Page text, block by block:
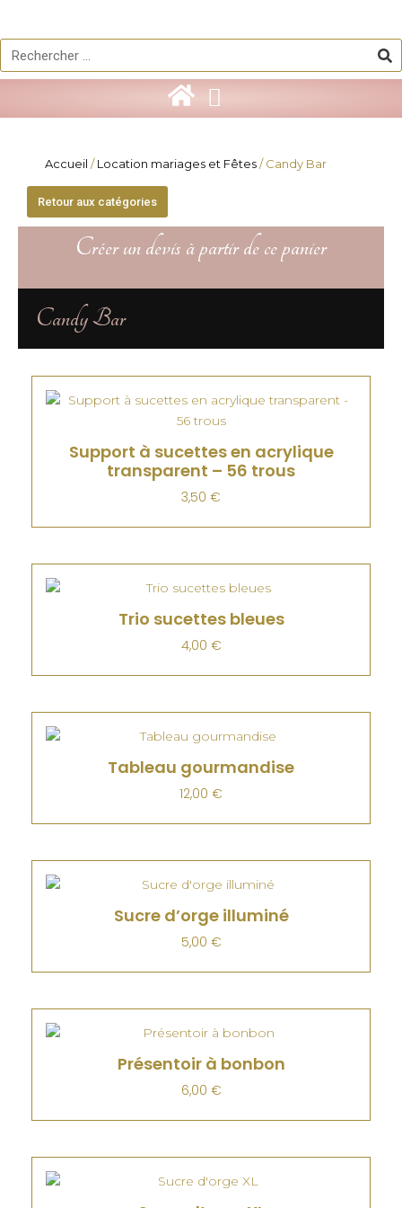
contenu
Rechercher
Accueil /Location mariages et Fêtes/ Candy Bar
Retour aux catégories
Créer un devis à partir de ce panier
Candy Bar
Support à sucettes en acrylique
transparent – 56 trous
3,50 €
Trio sucettes bleues
4,00 €
Tableau gourmandise
12,00 €
Sucre d’orge illuminé
5,00 €
Présentoir à bonbon
6,00 €